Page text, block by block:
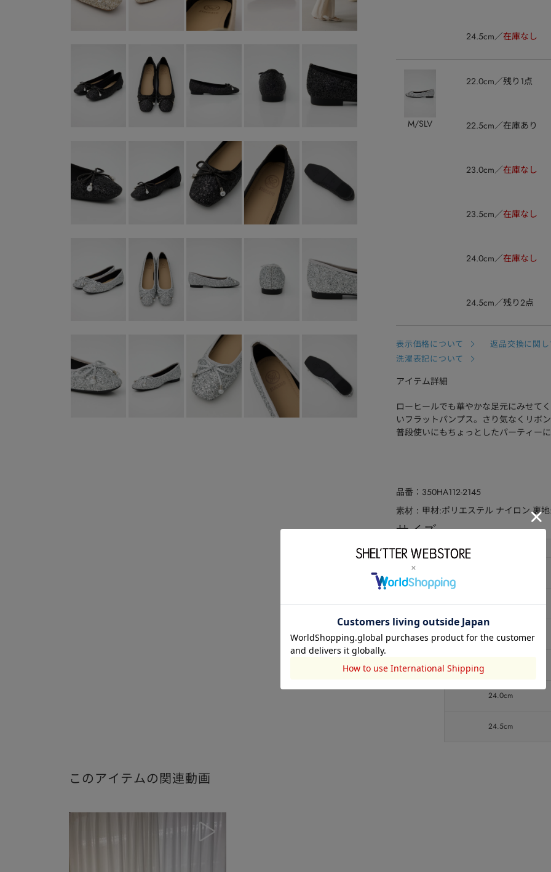
24.5cm 在庫なし
M/SLV
22.0cm 残り1点
22.5cm 在庫あり
23.0cm 在庫なし
23.5cm 在庫なし
24.0cm 在庫なし
24.5cm 残り2点
表示価格について 返品交換に関し
洗濯表記について
アイテム詳細
ローヒールでも華やかな足元にみせて
いフラットパンプス。さり気なくリボ
普段使いにもちょっとしたパーティー
品番 350HA112-2145
素材 甲材:ポリエステル ナイロン 裏
サイズ
22.5cm
23.0cm
24.0cm
24.5cm
このアイテムの関連動画